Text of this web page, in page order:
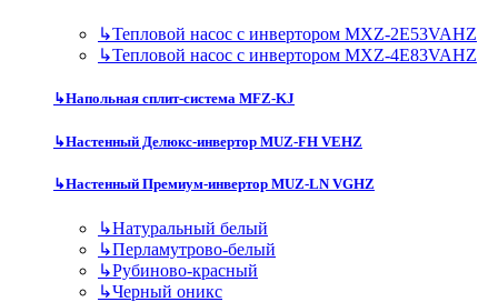
↳Тепловой насос с инвертором MXZ-2E53VAHZ
↳Тепловой насос с инвертором MXZ-4E83VAHZ
↳Напольная сплит-система MFZ-KJ
↳Настенный Делюкс-инвертор MUZ-FH VEHZ
↳Настенный Премиум-инвертор MUZ-LN VGHZ
↳Натуральный белый
↳Перламутрово-белый
↳Рубиново-красный
↳Черный оникс